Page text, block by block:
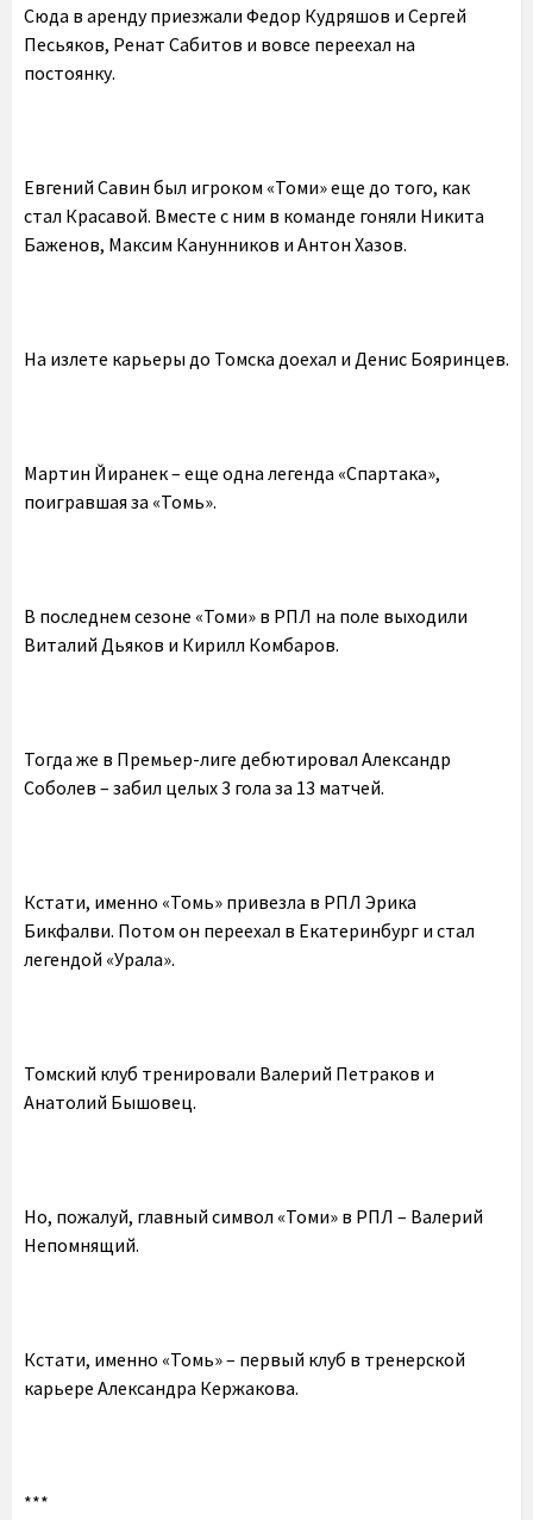
Сюда в аренду приезжали Федор Кудряшов и Сергей
Песьяков, Ренат Сабитов и вовсе переехал на
постоянку.
Евгений Савин был игроком «Томи» еще до того, как
стал Красавой. Вместе с ним в команде гоняли Никита
Баженов, Максим Канунников и Антон Хазов.
На излете карьеры до Томска доехал и Денис Бояринцев.
Мартин Йиранек – еще одна легенда «Спартака»,
поигравшая за «Томь».
В последнем сезоне «Томи» в РПЛ на поле выходили
Виталий Дьяков и Кирилл Комбаров.
Тогда же в Премьер-лиге дебютировал Александр
Соболев – забил целых 3 гола за 13 матчей.
Кстати, именно «Томь» привезла в РПЛ Эрика
Бикфалви. Потом он переехал в Екатеринбург и стал
легендой «Урала».
Томский клуб тренировали Валерий Петраков и
Анатолий Бышовец.
Но, пожалуй, главный символ «Томи» в РПЛ – Валерий
Непомнящий.
Кстати, именно «Томь» – первый клуб в тренерской
карьере Александра Кержакова.
***